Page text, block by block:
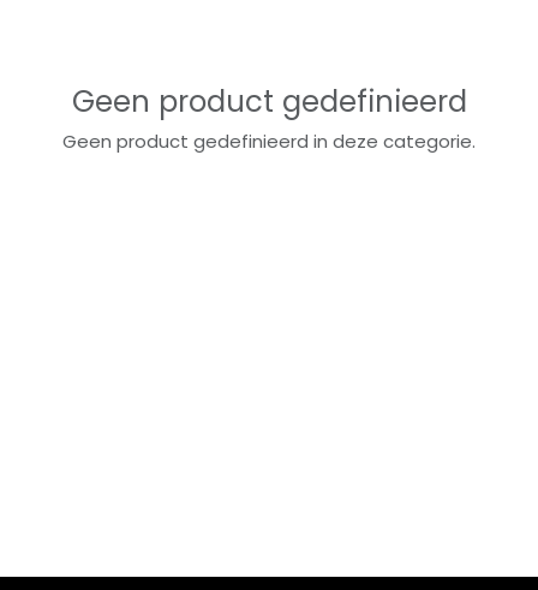
Geen product gedefinieerd
Geen product gedefinieerd in deze categorie.